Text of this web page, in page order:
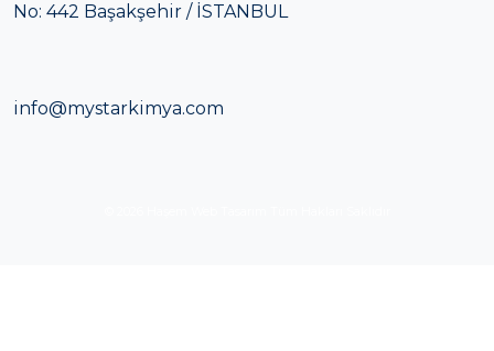
No: 442 Başakşehir / İSTANBUL
info@mystarkimya.com